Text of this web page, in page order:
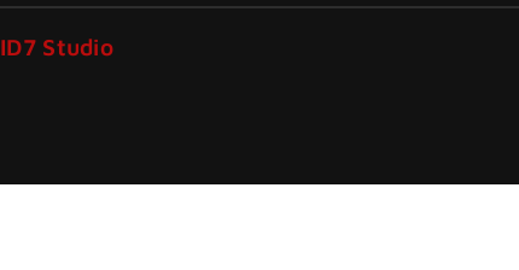
ID7 Studio